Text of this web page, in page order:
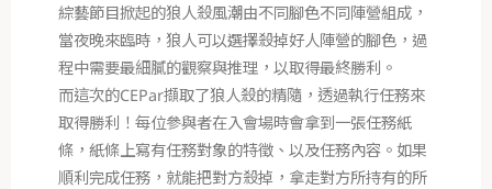
綜藝節目掀起的狼人殺風潮由不同腳色不同陣營組成，
當夜晚來臨時，狼人可以選擇殺掉好人陣營的腳色，過
程中需要最細膩的觀察與推理，以取得最終勝利。
而這次的CEPar擷取了狼人殺的精隨，透過執行任務來
取得勝利！每位參與者在入會場時會拿到一張任務紙
條，紙條上寫有任務對象的特徵、以及任務內容。如果
順利完成任務，就能把對方殺掉，拿走對方所持有的所